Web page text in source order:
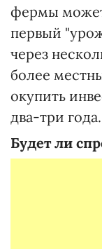
фермы
первый
через
более
окупить
два-три года.
Будет ли